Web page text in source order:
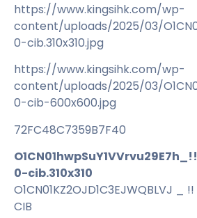
https://www.kingsihk.com/wp-
content/uploads/2025/03/
0-cib.310x310.jpg
https://www.kingsihk.com/wp-
content/uploads/2025/03/
0-cib-600x600.jpg
72FC48C7359B7F40
0-cib.310x310
O1CN01KZ2OJD1C3EJWQBLVJ _
CIB